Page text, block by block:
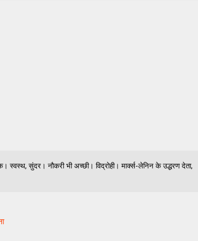
स्वस्थ, सुंदर। नौकरी भी अच्छी। विद्रोही। मार्क्स-लेनिन के उद्धरण देता,